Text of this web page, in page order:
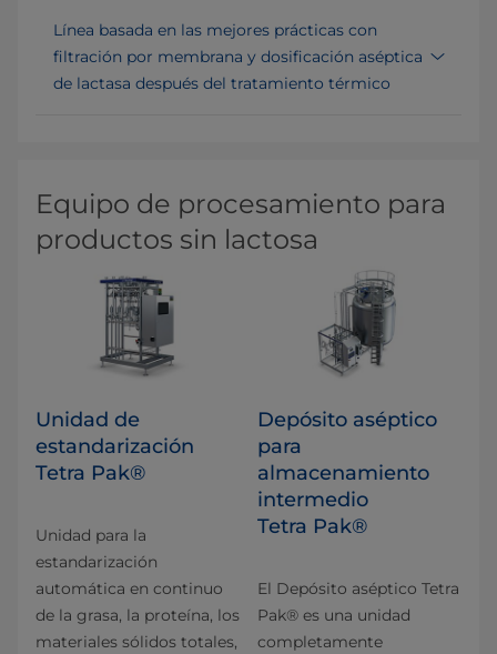
Línea basada en las mejores prácticas con
filtración por membrana y dosificación aséptica
de lactasa después del tratamiento térmico
Equipo de procesamiento para
productos sin lactosa
Unidad de
estandarización
Tetra Pak®
Unidad para la
estandarización
automática en continuo
de la grasa, la proteína, los
materiales sólidos totales,
Depósito aséptico
para
almacenamiento
intermedio
Tetra Pak®
El Depósito aséptico Tetra
Pak® es una unidad
completamente